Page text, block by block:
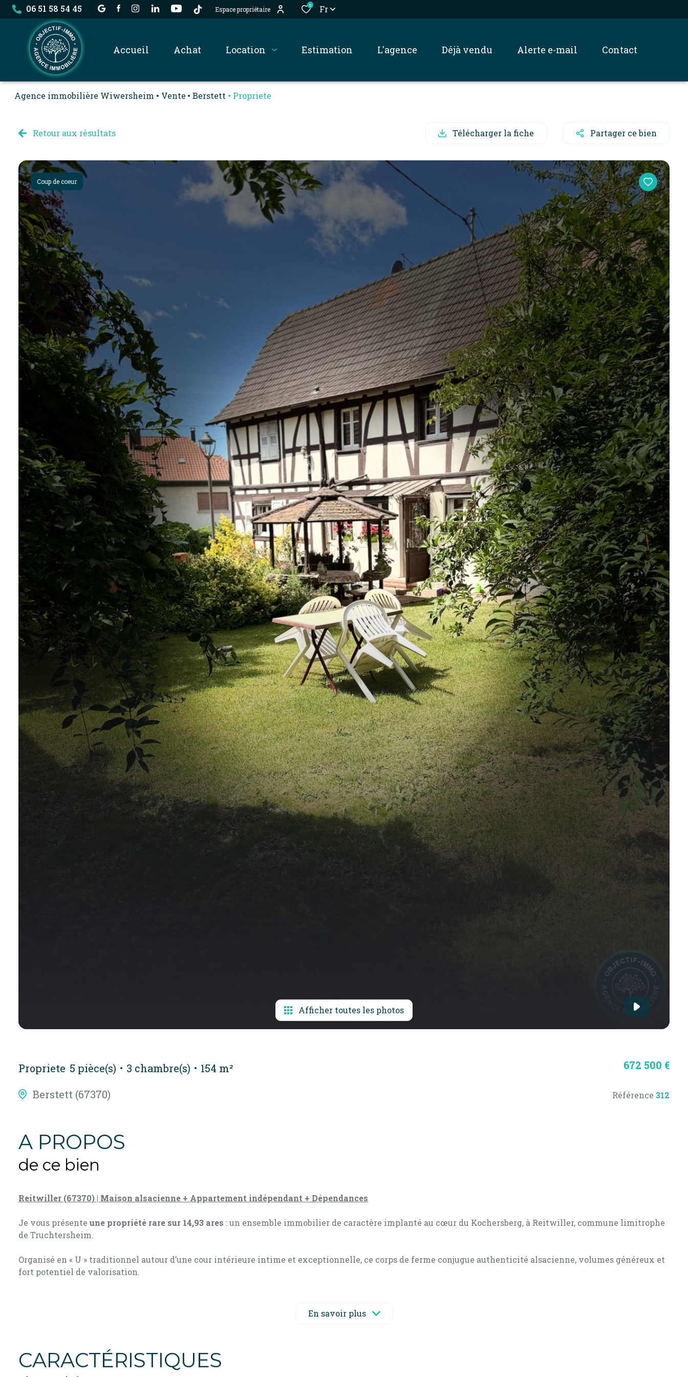
06 51 58 54 45 Espace propriétaire
0 Fr
accueil achat location estimation l'agence déjà vendu alerte e-mail contact
Agence immobilière Wiwersheim Vente Berstett Propriete
Retour aux résultats Télécharger la fiche Partager ce bien
Coup de coeur
Afficher toutes les photos
Propriete 5 pièce(s) 3 chambre(s)
154 m²
Berstett (67370)
672 500 €
Référence 312
A PROPOS
de ce bien
Reitwiller (67370) | Maison alsacienne + Appartement indépendant + Dépendances
Je vous présente une propriété rare sur 14,93 ares : un ensemble immobilier de caractère implanté au cœur du Kochersberg, à Reitwiller, commune limitrophe
de Truchtersheim.
Organisé en « U » traditionnel autour d’une cour intérieure intime et exceptionnelle, ce corps de ferme conjugue authenticité alsacienne, volumes généreux et
fort potentiel de valorisation.
que d’importantes dépendances (environ 750 m² sur deux niveaux) et d’un jardin bucolique, piscinable, situé à l’arrière et sur le côté.
La maison alsacienne | 87,27 m² habitables (étage aménageable)
Pleine de charme et d’authenticité, cette maison conserve de nombreux éléments de caractère propres à l’architecture rurale alsacienne. Elle offre un vrai
En savoir plus
CARACTÉRISTIQUES